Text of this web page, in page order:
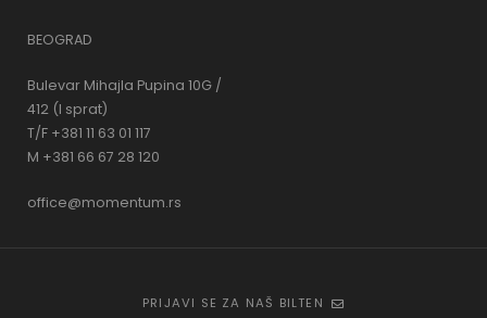
BEOGRAD
Bulevar Mihajla Pupina 10G /
412 (I sprat)
T/F +381 11 63 01 117
M +381 66 67 28 120
office@momentum.rs
PRIJAVI SE ZA NAŠ BILTEN